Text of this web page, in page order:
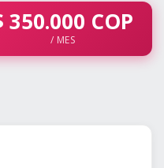
350.000 COP
/ MES